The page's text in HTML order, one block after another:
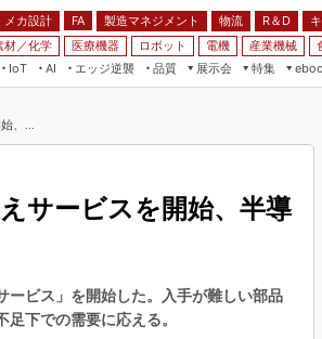
メカ設計 FA 製造マネジメント 物流 R＆D
材／化学 医療機器 ロボット 電機 産業機械
IoT
AI
エッジ逆襲 品質
展示会
FRONTIER
特集
つながるクルマ
フィールドサービス
組み込み画像技術
組み込みモデリング
、...
サービスを開始、半導
ービス」を開始した。入手が難しい部品
下での需要に応える。